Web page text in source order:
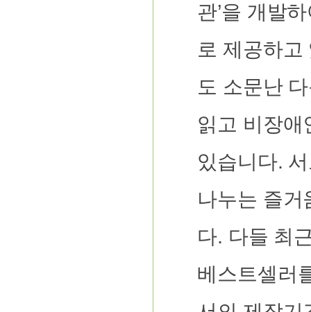
관’을 개발
로 제공하
도 소문난
읽고 비장애
있습니다.
나누는 즐거
다. 다들 최
베스트셀러